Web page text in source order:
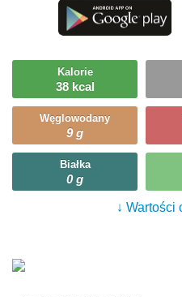
Ile możesz zjeść?
Kalorie
38 kcal
Węglowodany
9 g
Białka
0 g
↓ Wartości